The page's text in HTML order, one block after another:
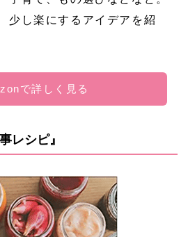
少し楽にするアイデアを紹
で詳しく見る
レシピ』